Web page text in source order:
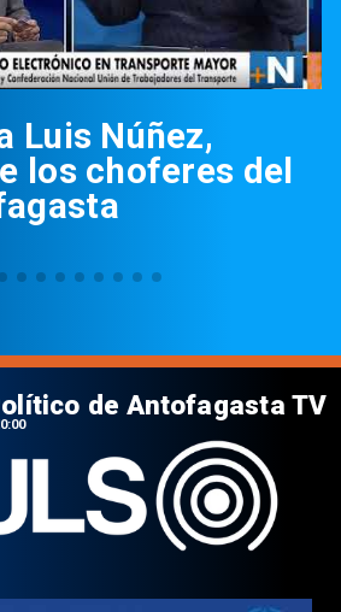
Luis Núñez,
los choferes del
de Antofagasta TV